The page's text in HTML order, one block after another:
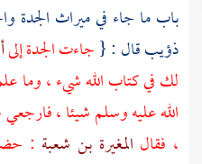
باب ما جاء في ميراث الجدة
ذؤيبقال : {جاءت الجدة إلى
لك في كتاب الله شيء ، وما
الله عليه وسلم شيئا ،
، فقال المغيرة بن شعبة :